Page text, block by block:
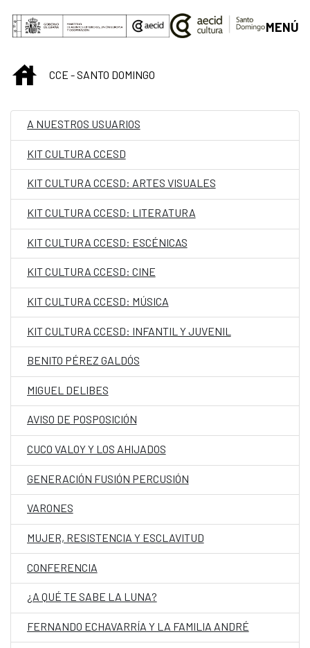
Saltar al contenido principal
MENÚ
INICIOCCE - SANTO DOMINGO
A NUESTROS USUARIOS
KIT CULTURA CCESD
KIT CULTURA CCESD: ARTES VISUALES
KIT CULTURA CCESD: LITERATURA
KIT CULTURA CCESD: ESCÉNICAS
KIT CULTURA CCESD: CINE
KIT CULTURA CCESD: MÚSICA
KIT CULTURA CCESD: INFANTIL Y JUVENIL
BENITO PÉREZ GALDÓS
MIGUEL DELIBES
AVISO DE POSPOSICIÓN
CUCO VALOY Y LOS AHIJADOS
GENERACIÓN FUSIÓN PERCUSIÓN
VARONES
MUJER, RESISTENCIA Y ESCLAVITUD
CONFERENCIA
¿A QUÉ TE SABE LA LUNA?
FERNANDO ECHAVARRÍA Y LA FAMILIA ANDRÉ